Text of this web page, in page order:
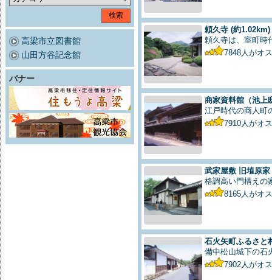
高梁市立図書館
山田方谷記念館
バナー
頼久寺 (約1.02km)
頼久寺は、室町
7848 人がオ
商家資料館（池上
江戸時代の商人町
7910 人がオ
武家屋敷 旧埴原家
格調高い門構えの
8165 人がオ
石火矢町ふるさと
備中松山城下の石
7902 人がオ